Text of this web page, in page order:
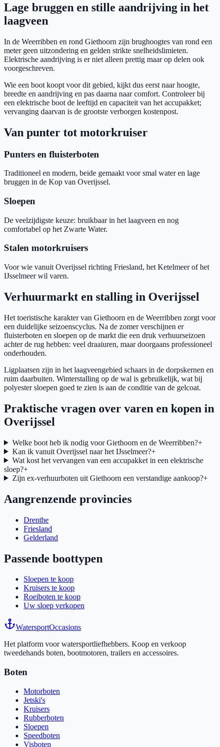
Lage bruggen en stille aandrijving in het
laagveen
In de Weerribben en rond Giethoorn zijn brughoogtes van rond een
meter geen uitzondering en gelden strikte snelheidslimieten.
Elektrische aandrijving is er niet alleen prettig maar op delen ook
voorgeschreven.
Wie een boot koopt voor dit gebied, kijkt dus eerst naar hoogte,
breedte en aandrijving en pas daarna naar comfort. Controleer bij
een elektrische boot de leeftijd en capaciteit van het accupakket;
vervanging daarvan is de grootste verborgen kostenpost.
Van punter tot motorkruiser
Punters en fluisterboten
Traditioneel en modern, beide gemaakt voor smal water en lage
bruggen in de Kop van Overijssel.
Sloepen
De veelzijdigste keuze: bruikbaar in het laagveen en nog
comfortabel op het Zwarte Water.
Stalen motorkruisers
Voor wie vanuit Overijssel richting Friesland, het Ketelmeer of het
IJsselmeer wil varen.
Verhuurmarkt en stalling in Overijssel
Het toeristische karakter van Giethoorn en de Weerribben zorgt voor
een duidelijke seizoenscyclus. Na de zomer verschijnen er
fluisterboten en sloepen op de markt die een druk verhuurseizoen
achter de rug hebben: veel draaiuren, maar doorgaans professioneel
onderhouden.
Ligplaatsen zijn in het laagveengebied schaars in de dorpskernen en
ruim daarbuiten. Winterstalling op de wal is gebruikelijk, wat bij
polyester sloepen goed te zien is aan de conditie van de gelcoat.
Praktische vragen over varen en kopen in
Overijssel
Welke boot heb ik nodig voor Giethoorn en de Weerribben?+
Kan ik vanuit Overijssel naar het IJsselmeer?+
Wat kost het vervangen van een accupakket in een elektrische
sloep?+
Zijn ex-verhuurboten uit Giethoorn een verstandige aankoop?+
Aangrenzende provincies
Drenthe
Friesland
Gelderland
Passende boottypen
Sloepen te koop
Kruisers te koop
Roeiboten te koop
Uw sloep verkopen
WatersportOccasions
Het platform voor watersportliefhebbers. Koop en verkoop
tweedehands boten, bootmotoren, trailers en accessoires.
Boten
Motorboten
Jetski's
Kruisers
Rubberboten
Sloepen
Speedboten
Visboten